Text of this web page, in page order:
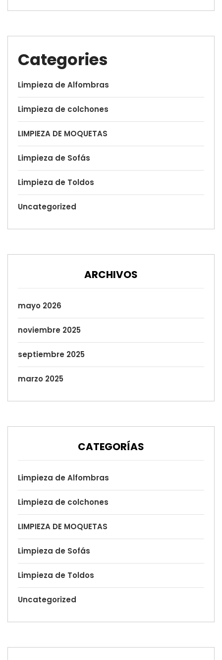
Categories
Limpieza de Alfombras
Limpieza de colchones
LIMPIEZA DE MOQUETAS
Limpieza de Sofás
Limpieza de Toldos
Uncategorized
ARCHIVOS
mayo 2026
noviembre 2025
septiembre 2025
marzo 2025
CATEGORÍAS
Limpieza de Alfombras
Limpieza de colchones
LIMPIEZA DE MOQUETAS
Limpieza de Sofás
Limpieza de Toldos
Uncategorized